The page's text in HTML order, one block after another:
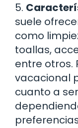
5.
suele
como
toallas,
entre otros.
vacacional
cuanto a